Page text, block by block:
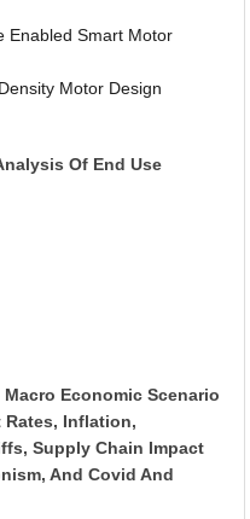
Enabled Smart Motor
Motor Design
Of End Use
Economic Scenario
Inflation,
Supply Chain Impact
And Covid And